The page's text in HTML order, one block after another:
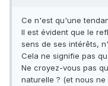
Ce n'est qu'une
Il est évident que le
sens de ses intérêts,
Cela ne signifie pas
Ne croyez-vous pas
naturelle ? (et nous